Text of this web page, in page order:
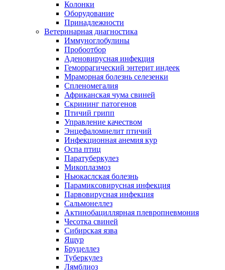
Колонки
Оборудование
Принадлежности
Ветеринарная диагностика
Иммуноглобулины
Пробоотбор
Аденовирусная инфекция
Геморрагический энтерит индеек
Мраморная болезнь селезенки
Спленомегалия
Африканская чума свиней
Скрининг патогенов
Птичий грипп
Управление качеством
Энцефаломиелит птичий
Инфекционная анемия кур
Оспа птиц
Паратуберкулез
Микоплазмоз
Ньюкаслская болезнь
Парамиксовирусная инфекция
Парвовирусная инфекция
Сальмонеллез
Актинобациллярная плевропневмония
Чесотка свиней
Сибирская язва
Ящур
Бруцеллез
Туберкулез
Лямблиоз